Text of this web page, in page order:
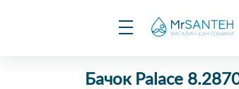
Бачок Palace